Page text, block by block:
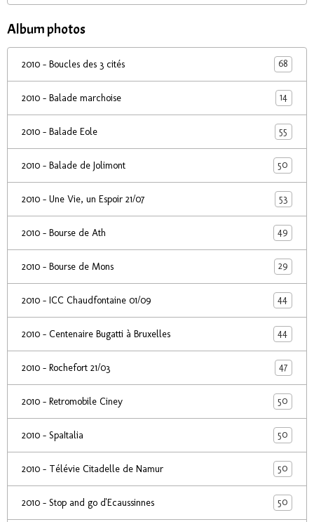
Album photos
2010 - Boucles des 3 cités 68
2010 - Balade marchoise 14
2010 - Balade Eole 55
2010 - Balade de Jolimont 50
2010 - Une Vie, un Espoir 21/07 53
2010 - Bourse de Ath 49
2010 - Bourse de Mons 29
2010 - ICC Chaudfontaine 01/09 44
2010 - Centenaire Bugatti à Bruxelles 44
2010 - Rochefort 21/03 47
2010 - Retromobile Ciney 50
2010 - SpaItalia 50
2010 - Télévie Citadelle de Namur 50
2010 - Stop and go d'Ecaussinnes 50